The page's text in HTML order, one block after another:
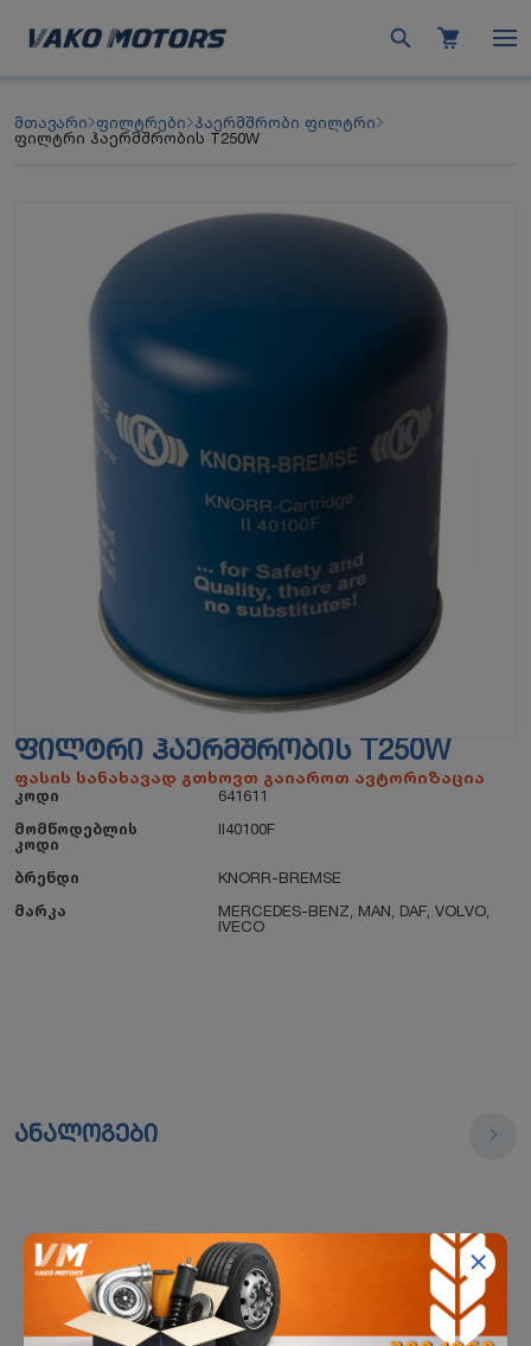
მთავარი ფილტრები ჰაერმშრობი ფილტრი
ფილტრი ჰაერმშრობის T250W
ᲤᲘᲚᲢᲠᲘ ᲰᲐᲔᲠᲛᲨᲠᲝᲑᲘᲡ T250W
ფასის სანახავად გთხოვთ გაიაროთ ავტორიზაცია
კოდი
641611
მომწოდებლის
კოდი
II40100F
ბრენდი
KNORR-BREMSE
მარკა
MERCEDES-BENZ MAN DAF VOLVO
IVECO
ანალოგები